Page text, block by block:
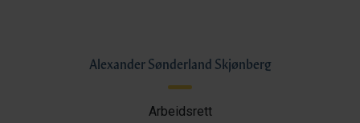
Alexander Sønderland Skjønberg
Arbeidsrett